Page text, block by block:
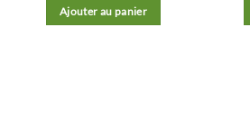
Ajouter au panier